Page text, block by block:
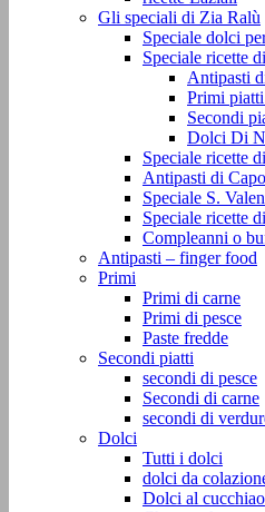
Gli speciali di Zia Ralù
Speciale dolci
Speciale ricette
Antipasti
Primi
Secondi
Dolci Di
Speciale ricette
Antipasti di
Speciale S.
Speciale ricette
Compleanni o
Antipasti – finger food
Primi
Primi di carne
Primi di pesce
Paste fredde
Secondi piatti
secondi di pesce
Secondi di carne
secondi di
Dolci
Tutti i dolci
dolci da
Dolci al cucchiao